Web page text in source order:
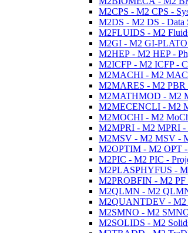
M2CPS - M2 CPS -
M2DS - M2 DS - Data
M2FLUIDS - M2
M2GI - M2 GI-PLATO
M2HEP - M2 HEP -
M2ICFP - M2 ICFP -
M2MACHI - M2
M2MARES - M2 PBR
M2MATHMOD - M2
M2MECENCLI - M2
M2MOCHI - M2
M2MPRI - M2 MPRI -
M2MSV - M2 MSV -
M2OPTIM - M2 OPT -
M2PIC - M2 PIC -
M2PLASPHYFUS -
M2PROBFIN - M2 PF
M2QLMN - M2 QLMN
M2QUANTDEV - M2
M2SMNO - M2 SMNO
M2SOLIDS - M2